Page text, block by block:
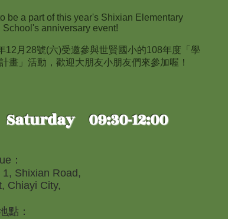
be a part of this year's Shixian Elementary
School's anniversary event!
12月28號(六)受邀參與世賢國小的108年度「學
畫」活動，歡迎大朋友小朋友們來參加喔！
Saturday 09:30-12:00
：
Shixian Road,
Chiayi City,
點：